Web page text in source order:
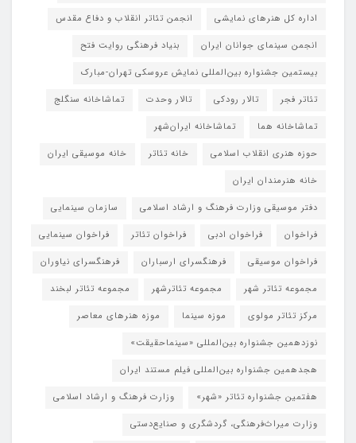
اداره کل هنرهای نمایشی
انجمن تئاتر انقلاب و دفاع مقدس
انجمن سینمای جوانان ایران
بنیاد فرهنگی روایت فتح
بیستمین جشنواره بین‌المللی نمایش عروسکی تهران-مبارک
تئاتر فجر
تالار رودکی تالار وحدت
تماشاخانه سنگلج
تماشاخانه هما
تماشاخانه‌ ایران‌شهر
حوزه هنری انقلاب اسلامی
خانه تئاتر
خانه موسیقی ایران
خانه هنرمندان ایران
دفتر موسیقی وزارت فرهنگ و ارشاد اسلامی
سازمان سینمایی
فراخوان
فراخوان ادبی فراخوان تئاتر
فراخوان سینمایی
فراخوان موسیقی
فرهنگسرای ارسباران
فرهنگسرای نیاوران
مجموعه تئاتر شهر
مجموعه تئاترشهر
مجموعه تئاتر لبخند
مرکز تئاتر مولوی
موزه سینما
موزه هنرهای معاصر
نوزدهمین جشنواره بین‌المللی «سینماحقیقت»
هجدهمین جشنواره بین‌المللی فیلم مستند ایران
هفتمین جشنواره تئاتر «شهر»
وزارت فرهنگ و ارشاد اسلامی
وزارت میراث‌فرهنگی، گردشگری و صنایع‌دستی